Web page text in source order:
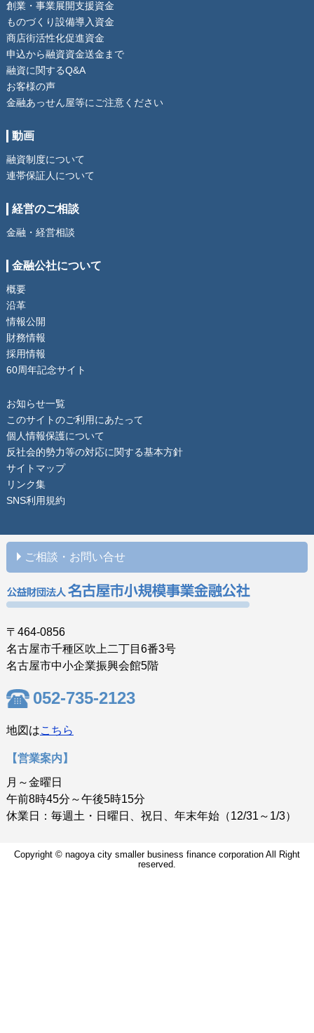
創業・事業展開支援資金
ものづくり設備導入資金
商店街活性化促進資金
申込から融資資金送金まで
融資に関するQ&A
お客様の声
金融あっせん屋等にご注意ください
動画
融資制度について
連帯保証人について
経営のご相談
金融・経営相談
金融公社について
概要
沿革
情報公開
財務情報
採用情報
60周年記念サイト
お知らせ一覧
このサイトのご利用にあたって
個人情報保護について
反社会的勢力等の対応に関する基本方針
サイトマップ
リンク集
SNS利用規約
ご相談・お問い合せ
〒464-0856
名古屋市千種区吹上二丁目6番3号
名古屋市中小企業振興会館5階
052-735-2123
地図はこちら
【営業案内】
月～金曜日
午前8時45分～午後5時15分
休業日：毎週土・日曜日、祝日、年末年始（12/31～1/3）
Copyright © nagoya city smaller business finance corporation All Right
reserved.